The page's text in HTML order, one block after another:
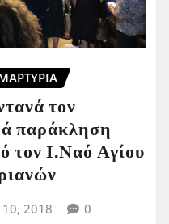
τον
παράκληση
τον Ι.Ναό Αγίου
2018 0